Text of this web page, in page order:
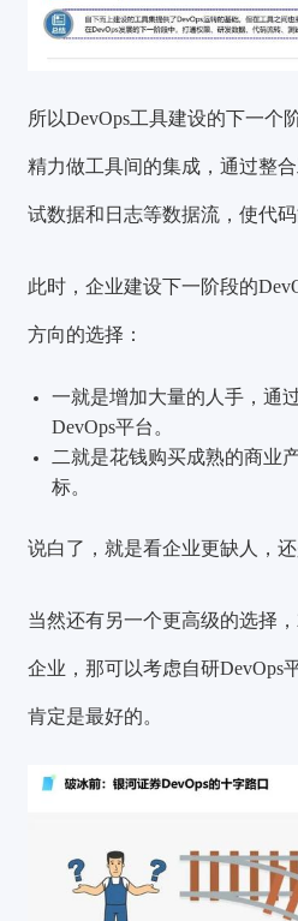
所以DevOps工具建设的下一个
精力做工具间的集成，通过整
试数据和日志等数据流，使代
此时，企业建设下一阶段的
方向的选择：
一就是增加大量的人手，通
DevOps平台。
二就是花钱购买成熟的商业
标。
说白了，就是看企业更缺人，还
当然还有另一个更高级的选择
企业，那可以考虑自研DevOps
肯定是最好的。